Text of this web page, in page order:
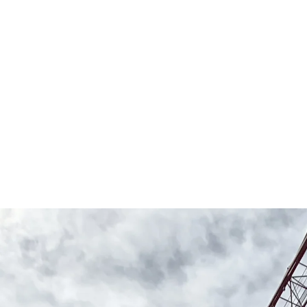
Die Einhausung erstreckt sich auf einer Länge von
insgesamt 1,7 Kilometer. Der Schöneichtunnel
dem Ueberlandpark ein frei zugänglicher Grün- und
In der Tunnelwand der Einhausung wurde auch
V-ROD ist leicht zerspanbar und daher
ohne dass die Schneidwerkzeuge des TBM-
V-ROD GFK-